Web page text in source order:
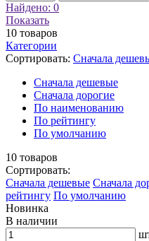
Найдено: 0
Показать
10 товаров
Категории
Сортировать: Cначала
Cначала дешевые
Cначала дорогие
По наименованию
По рейтингу
По умолчанию
10 товаров
Сортировать:
Cначала дешевые Cначала
рейтингу По умолчанию
Новинка
В наличии